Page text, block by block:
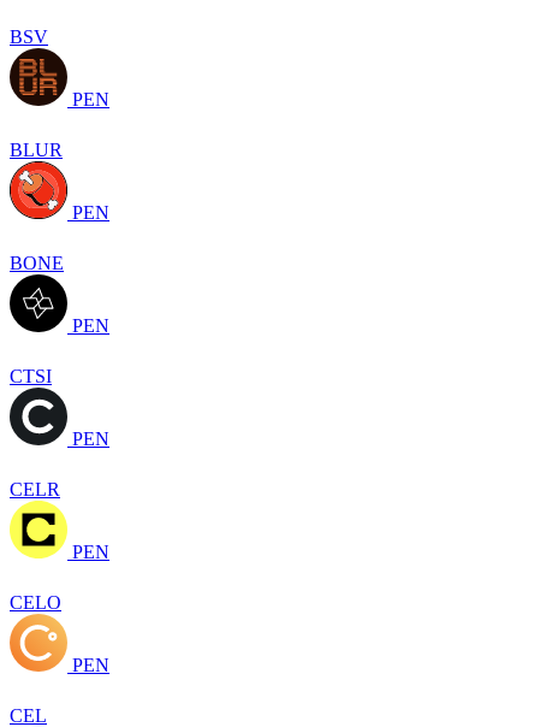
BSV
PEN
BLUR
PEN
BONE
PEN
CTSI
PEN
CELR
PEN
CELO
PEN
CEL